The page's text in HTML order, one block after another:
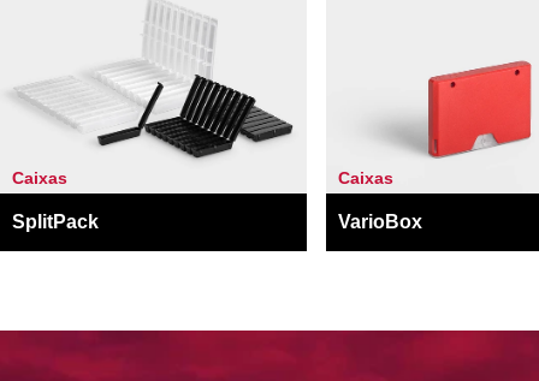
Caixas
SplitPack
Caixas
VarioBox